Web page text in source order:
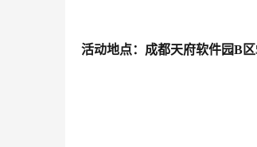
活动地点：成都天府软件园B